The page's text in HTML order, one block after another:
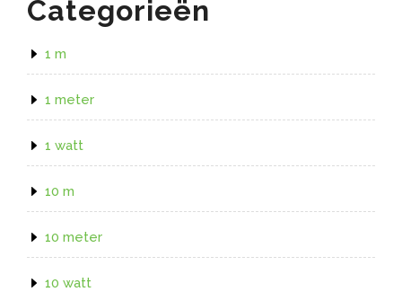
Categorieën
1 m
1 meter
1 watt
10 m
10 meter
10 watt